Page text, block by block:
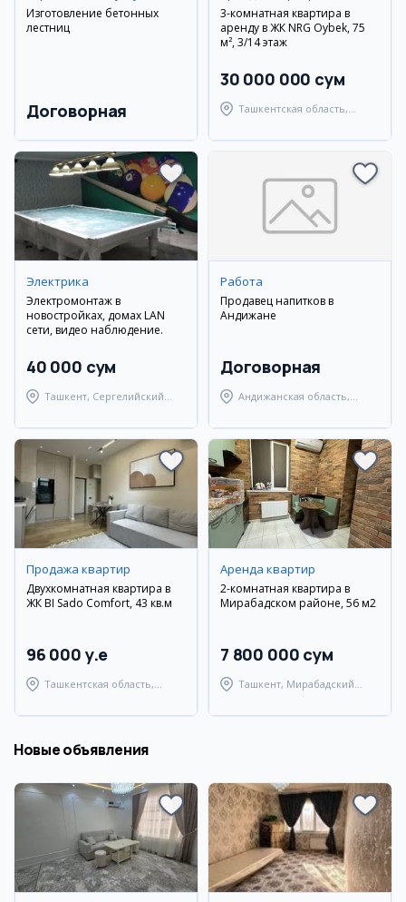
Изготовление бетонных
лестниц
Договорная
3-комнатная квартира в
аренду в ЖК NRG Oybek, 75
м², 3/14 этаж
30 000 000 сум
Ташкентская область,
Электрика
Электромонтаж в
новостройках, домах LAN
сети, видео наблюдение.
40 000 сум
Ташкент, Сергелийский
Работа
Продавец напитков в
Андижане
Договорная
Андижанская область,
Продажа квартир
Двухкомнатная квартира в
ЖК BI Sado Comfort, 43 кв.м
96 000 y.e
Ташкентская область,
Аренда квартир
2-комнатная квартира в
Мирабадском районе, 56 м2
7 800 000 сум
Ташкент, Мирабадский
Новые объявления